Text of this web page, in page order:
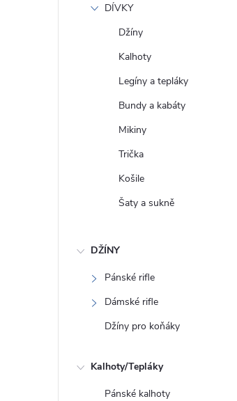
DÍVKY
Džíny
Kalhoty
Legíny a tepláky
Bundy a kabáty
Mikiny
Trička
Košile
Šaty a sukně
DŽÍNY
Pánské rifle
Dámské rifle
Džíny pro koňáky
Kalhoty/Tepláky
Pánské kalhoty